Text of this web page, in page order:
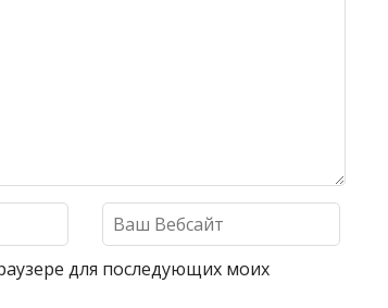
для последующих моих